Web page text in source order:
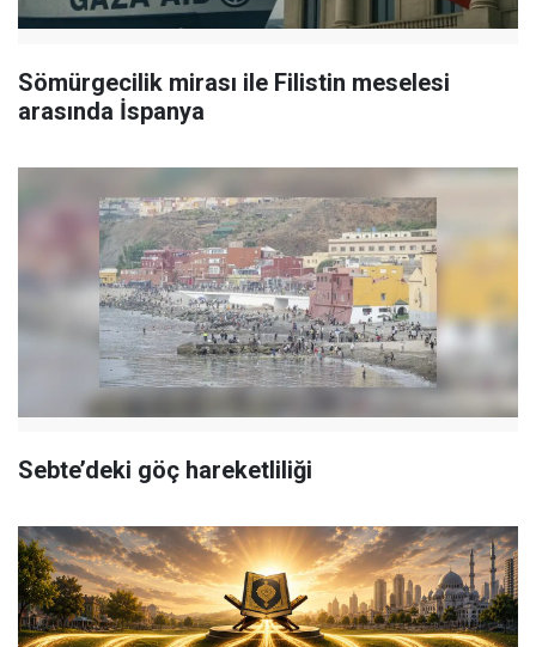
Sömürgecilik mirası ile Filistin meselesi
arasında İspanya
Sebte’deki göç hareketliliği